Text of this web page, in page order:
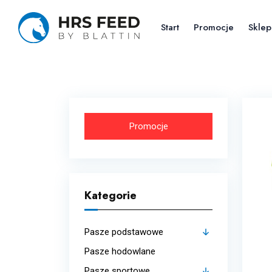
content
Start Promocje Sklep
Promocje
Kategorie
Pasze podstawowe
Budowa mięśni
Pasze hodowlane